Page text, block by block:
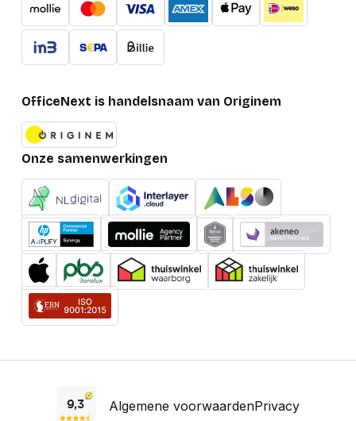
OfficeNext is handelsnaam van Originem
Onze samenwerkingen
Algemene voorwaardenPrivacy